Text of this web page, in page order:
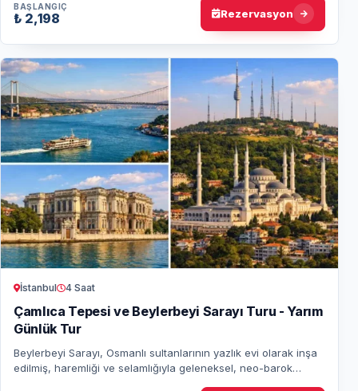
BAŞLANGIÇ
₺ 2,198 Rezervasyon
İstanbul 4 Saat
Çamlıca Tepesi ve Beylerbeyi Sarayı Turu - Yarım
Günlük Tur
Beylerbeyi Sarayı, Osmanlı sultanlarının yazlık evi olarak inşa
edilmiş, haremliği ve selamlığıyla geleneksel, neo-barok